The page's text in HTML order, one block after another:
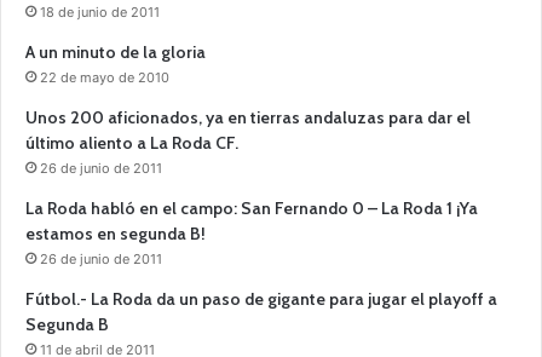
18 de junio de 2011
A un minuto de la gloria
22 de mayo de 2010
Unos 200 aficionados, ya en tierras andaluzas para dar el
último aliento a La Roda CF.
26 de junio de 2011
La Roda habló en el campo: San Fernando 0 – La Roda 1 ¡Ya
estamos en segunda B!
26 de junio de 2011
Fútbol.- La Roda da un paso de gigante para jugar el playoff a
Segunda B
11 de abril de 2011